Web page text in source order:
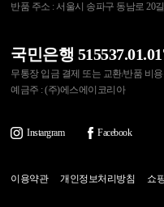
반품 주소 : 서울시 송파구 동남로 20
국민은행
무통장 입금 결제 또는 교환/반품 비
예금주 : (주)에스에이코리아
Instargram Facebook
이용약관 개인정보처리방침 쇼